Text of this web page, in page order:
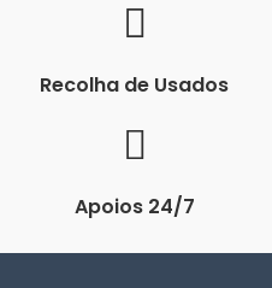
Recolha de Usados
Apoios 24/7